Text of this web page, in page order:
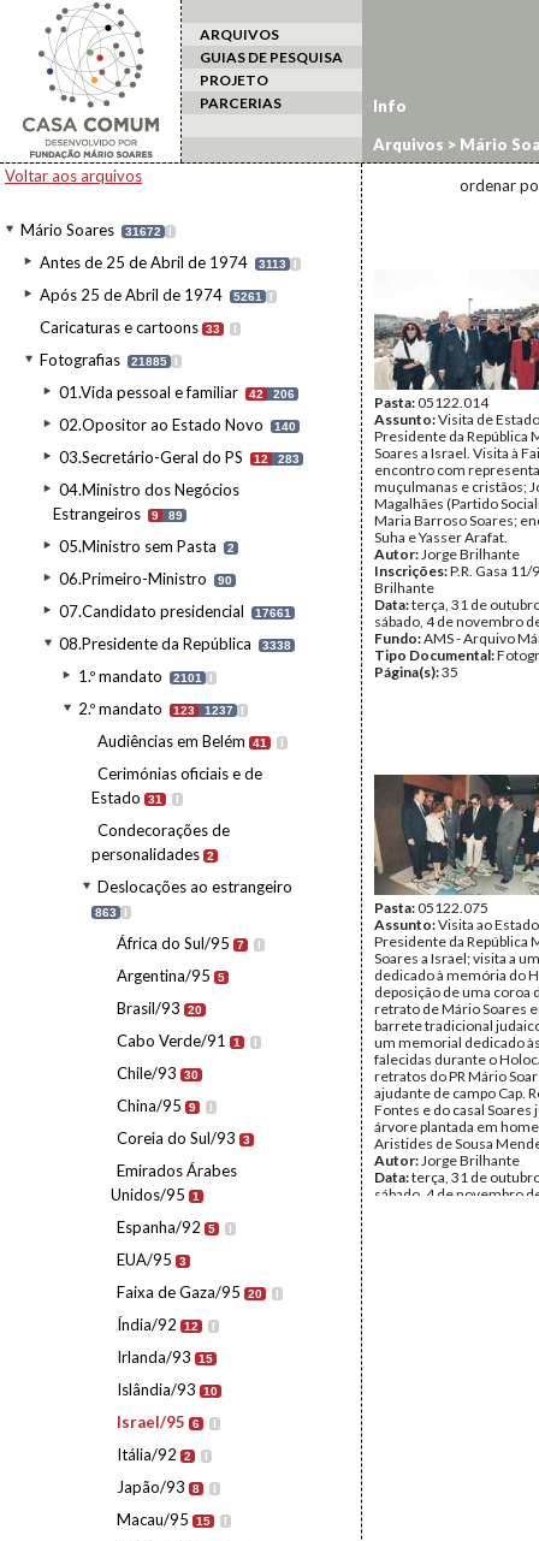
ARQUIVOS
GUIAS DE PESQUISA
PROJETO
PARCERIAS
Voltar aos arquivos
Mário Soares 31672 I
Antes de 25 de Abril de 1974 3113 I
Após 25 de Abril de 1974 5261 I
Caricaturas e cartoons 33 I
Fotografias 21885 I
01.Vida pessoal e familiar 42 206
02.Opositor ao Estado Novo 140
03.Secretário-Geral do PS 12 283
04.Ministro dos Negócios
Estrangeiros
9 89
05.Ministro sem Pasta 2
06.Primeiro-Ministro 90
07.Candidato presidencial 17661
08.Presidente da República 3338
1.º mandato 2101 I
2.º mandato 123 1237 I
Audiências em Belém 41 I
Cerimónias oficiais e de
Estado
31 I
Condecorações de
personalidades 2
Deslocações ao estrangeiro
863 I
África do Sul/95 7 I
Argentina/95 5
Brasil/93 20
Cabo Verde/91 1 I
Chile/93 30
China/95 9 I
Coreia do Sul/93 3
Emirados Árabes
Unidos/95
1
Espanha/92 5 I
EUA/95 3
Faixa de Gaza/95 20 I
Índia/92 12 I
Irlanda/93 15
Islândia/93 10
Israel/95 6 I
Itália/92 2 I
Japão/93 8 I
Macau/95 15 I
Info
Arquivos > Mário
estrangeiro>Israel/
ordenar
Pasta:05122.014
Assunto:Visita de
Presidente da República
Soares a Israel. Visita à
encontro com
muçulmanas e cristãos;
Magalhães (Partido
Maria Barroso Soares;
Suha e Yasser Arafat.
Autor:Jorge Brilhante
Inscrições:P.R. Gasa 11/
Brilhante
Data:terça, 31 de
sábado, 4 de novembro
Fundo:AMS - Arquivo
Tipo Documental:
Página(s):35
Pasta:05122.075
Assunto:Visita ao
Presidente da República
Soares a Israel; visita a
dedicado à memória do
deposição de uma coroa
retrato de Mário Soares
barrete tradicional
um memorial dedicado
falecidas durante o
retratos do PR Mário
ajudante de campo Cap.
Fontes e do casal Soares
árvore plantada em
Aristides de Sousa
Autor:Jorge Brilhante
Data:terça, 31 de
sábado, 4 de novembro